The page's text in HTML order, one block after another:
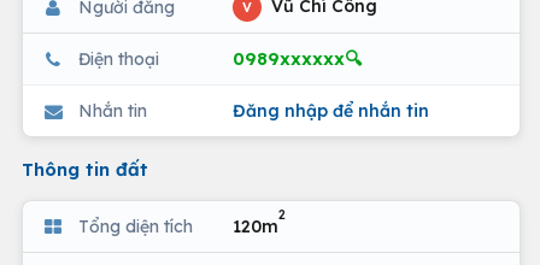
Người đăng V Vũ Chí Công
Điện thoại 0989xxxxxx🔍
Nhắn tin Đăng nhập để nhắn tin
Thông tin đất
Tổng diện tích 120m
2